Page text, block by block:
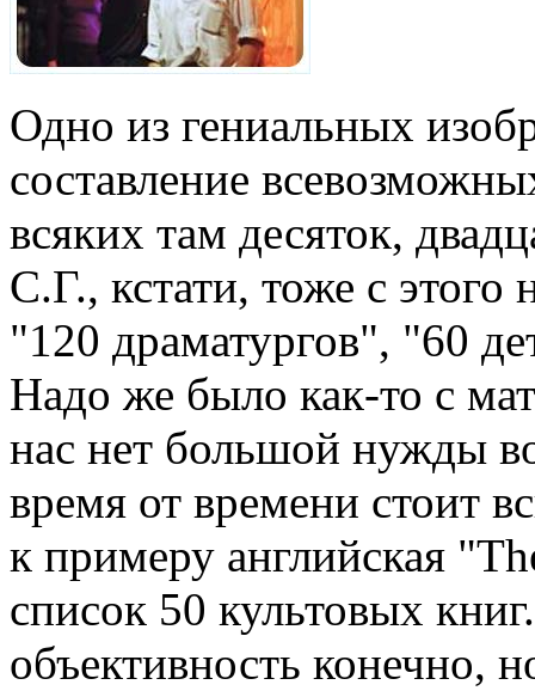
Одно из гениальных
составление
всяких там десяток,
С.Г., кстати, тоже с
"120 драматургов", "60
Надо же было как-то с
нас нет большой нужды
время от времени стоит
к примеру английская
список 50 культовых
объективность конечно,